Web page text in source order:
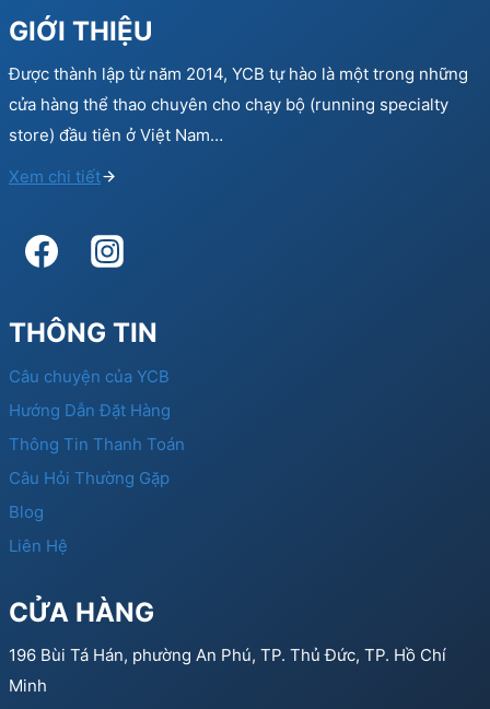
GIỚI THIỆU
Được thành lập từ năm 2014, YCB tự hào là một trong những
cửa hàng thể thao chuyên cho chạy bộ (running specialty
store) đầu tiên ở Việt Nam…
Xem chi tiết
THÔNG TIN
Câu chuyện của YCB
Hướng Dẫn Đặt Hàng
Thông Tin Thanh Toán
Câu Hỏi Thường Gặp
Blog
Liên Hệ
CỬA HÀNG
196 Bùi Tá Hán, phường An Phú, TP. Thủ Đức, TP. Hồ Chí
Minh